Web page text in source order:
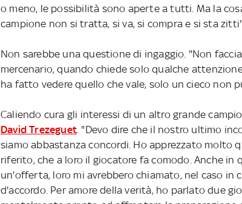
o meno, le possibilità sono aperte a tutti. Ma la
campione non si tratta, si va, si compra e si sta zitti".
Non sarebbe una questione di ingaggio. "Non
mercenario, quando chiede solo qualche
ha fatto vedere quello che vale, solo un cieco non
Caliendo cura gli interessi di un altro grande
David Trezeguet. "Devo dire che il nostro ultimo
siamo abbastanza concordi. Ho apprezzato molto
riferito, che a loro il giocatore fa comodo. Anche in
un'offerta, loro mi avrebbero chiamato, nel caso in
d'accordo. Per amore della verità, ho parlato due